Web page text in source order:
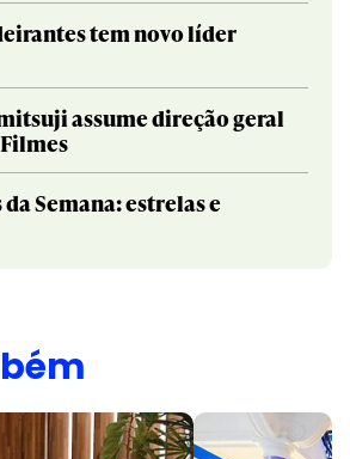
tem novo líder
assume direção geral
Semana: estrelas e